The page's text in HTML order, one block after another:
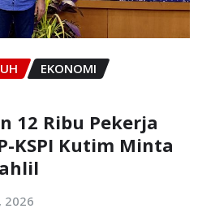
EKONOMI
12 Ribu Pekerja
KSPI Kutim Minta
2026